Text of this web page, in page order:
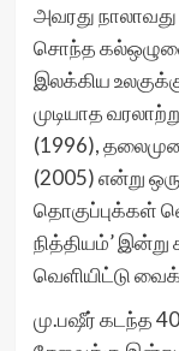
அவரது
சொந்த
இலக்கிய
முடியாத
(1996),
(2005) என்று
தொகுப்புக்கள்
நித்தியம்’
வெளியிட்டு
மு.பஷீர் கடந்த